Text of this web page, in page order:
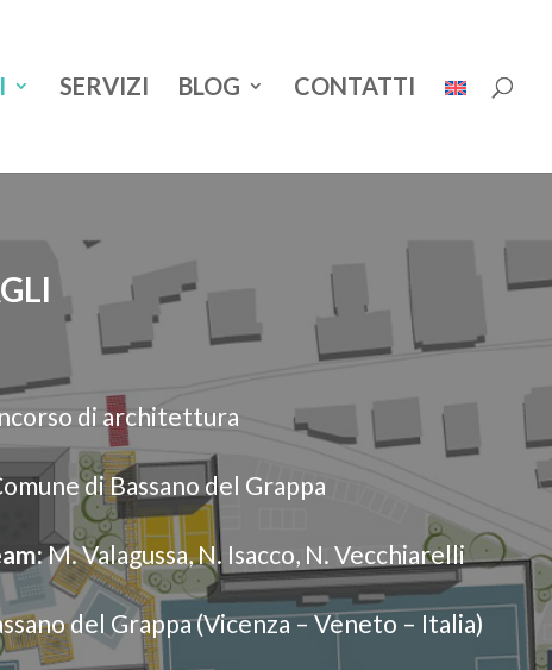
SERVIZI BLOG CONTATTI
di architettura
di Bassano del Grappa
M. Valagussa, N. Isacco, N. Vecchiarelli
del Grappa (Vicenza – Veneto – Italia)